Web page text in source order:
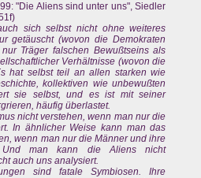
"Die Aliens sind unter uns", Siedler
sich selbst nicht ohne weiteres
getäuscht (wovon die Demokraten
Träger falschen Bewußtseins als
Verhältnisse (wovon die
hat selbst teil an allen starken wie
kollektiven wie unbewußten
sie selbst, und es ist mit seiner
häufig überlastet.
nicht verstehen, wenn man nur die
In ähnlicher Weise kann man das
wenn man nur die Männer und ihre
Und man kann die Aliens nicht
auch uns analysiert.
sind fatale Symbiosen. Ihre